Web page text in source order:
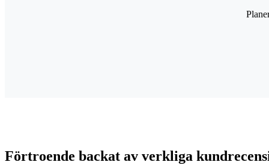
Förtroende backat av verkliga